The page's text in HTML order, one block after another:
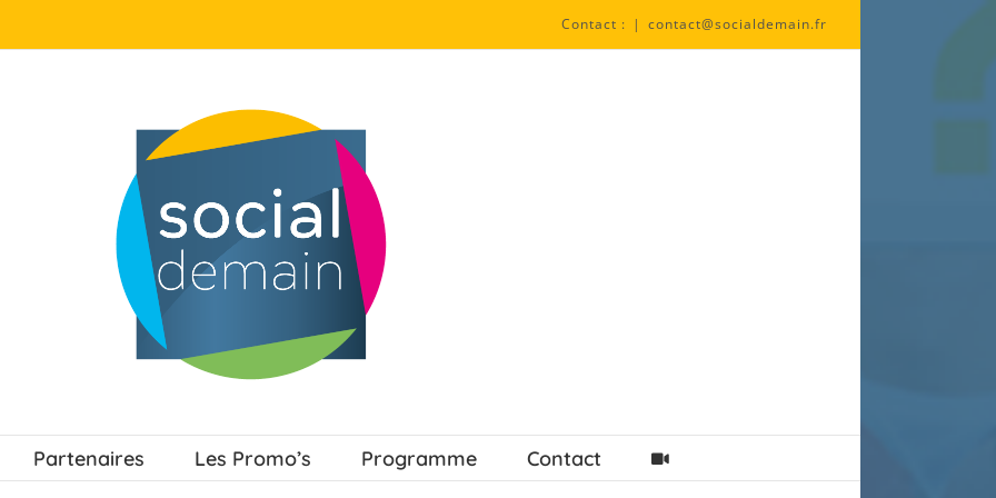
Contact : | contact@socialdemain.fr
Partenaires Les Promo’s Programme Contact